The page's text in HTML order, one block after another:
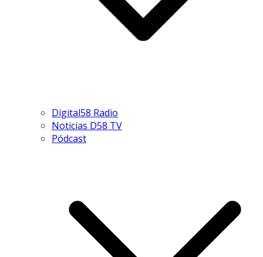
Digital58 Radio
Noticias D58 TV
Pódcast